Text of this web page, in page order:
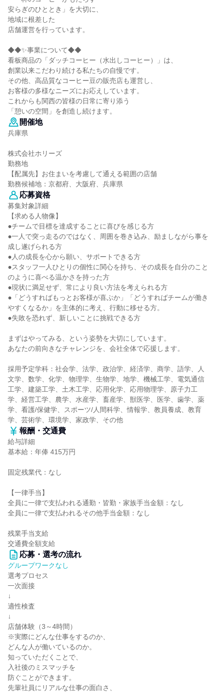
安らぎのひととき」を大切に、
地域に根差した
店舗運営を行っています。
◆◆✨事業について◆◆
看板商品の「ダッチコーヒー（水出しコーヒー）」は、
創業以来こだわり続ける私たちの自慢です。
その他、高品質なコーヒー豆の販売店も運営し、
お客様の多様なニーズにお応えしています。
これからも関西の皆様の日常に寄り添う
「憩いの空間」を創造し続けます。
開催地
兵庫県
株式会社ホリーズ
勤務地
【配属先】お住まいを考慮して通える範囲の店舗
勤務候補地：京都府、大阪府、兵庫県
応募資格
募集対象詳細
【求める人物像】
●チームで目標を達成することに喜びを感じる方
●一人で突っ走るのではなく、周囲を巻き込み、励ましながら事を
成し遂げられる方
●人の成長を心から願い、サポートできる方
●スタッフ一人ひとりの個性に関心を持ち、その成長を自分のこと
のように喜べる温かさを持った方
●現状に満足せず、常により良い方法を考えられる方
●「どうすればもっとお客様が喜ぶか」「どうすればチームが働き
やすくなるか」を主体的に考え、行動に移せる方。
●失敗を恐れず、新しいことに挑戦できる方
まずはやってみる、という姿勢を大切にしています。
あなたの前向きなチャレンジを、会社全体で応援します。
採用予定学科：社会学、法学、政治学、経済学、商学、語学、人
文学、数学、化学、物理学、生物学、地学、機械工学、電気通信
工学、建築工学、土木工学、応用化学、応用物理学、原子力工
学、経営工学、農学、水産学、畜産学、獣医学、医学、歯学、薬
学、看護/保健学、スポーツ/人間科学、情報学、教員養成、教育
学、芸術学、環境学、家政学、その他
報酬・交通費
給与詳細
基本給：年俸 415万円
固定残業代：なし
【一律手当】
全員に一律で支払われる通勤・皆勤・家族手当金額：なし
全員に一律で支払われるその他手当金額：なし
残業手当支給
交通費全額支給
応募・選考の流れ
グループワークなし
選考プロセス
一次面接
↓
適性検査
↓
店舗体験（3～4時間）
※実際にどんな仕事をするのか、
どんな人が働いているのか。
知っていただくことで、
入社後のミスマッチを
防ぐことができます。
先輩社員にリアルな仕事の面白さ、